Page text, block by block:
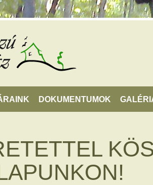
DOKUMENTUMOK